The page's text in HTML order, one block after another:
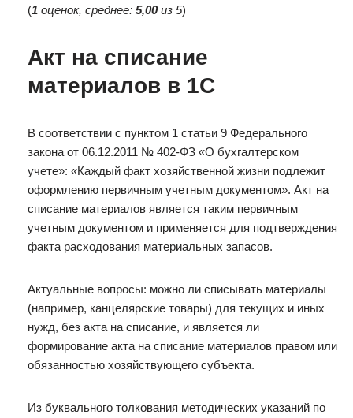
(1 оценок, среднее: 5,00из 5)
Акт на списание
материалов в 1С
В соответствии с пунктом 1 статьи 9 Федерального
закона от 06.12.2011 № 402-ФЗ «О бухгалтерском
учете»: «Каждый факт хозяйственной жизни подлежит
оформлению первичным учетным документом». Акт на
списание материалов является таким первичным
учетным документом и применяется для подтверждения
факта расходования материальных запасов.
Актуальные вопросы: можно ли списывать материалы
(например, канцелярские товары) для текущих и иных
нужд, без акта на списание, и является ли
формирование акта на списание материалов правом или
обязанностью хозяйствующего субъекта.
Из буквального толкования методических указаний по